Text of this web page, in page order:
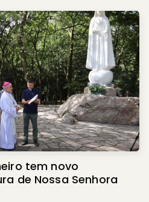
tem novo
de Nossa Senhora